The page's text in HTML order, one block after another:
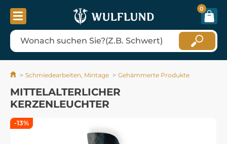
0
Schmiedearbeiten, Mintage Gehämmerte Produkte
MITTELALTERLICHER
KERZENLEUCHTER
-13%